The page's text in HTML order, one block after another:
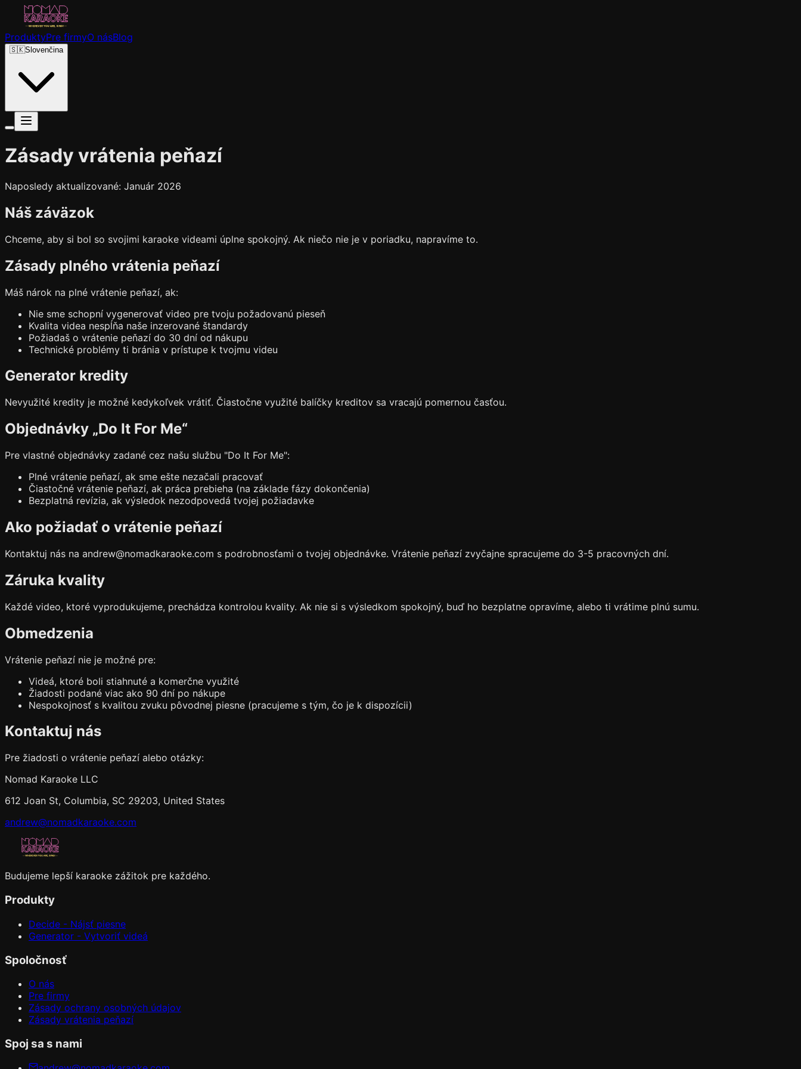
ProduktyPre firmyO násBlog
🇸🇰Slovenčina
Zásady vrátenia peňazí
Naposledy aktualizované: Január 2026
Náš záväzok
Chceme, aby si bol so svojimi karaoke videami úplne spokojný. Ak niečo nie je v poriadku, napravíme to.
Zásady plného vrátenia peňazí
Máš nárok na plné vrátenie peňazí, ak:
Nie sme schopní vygenerovať video pre tvoju požadovanú pieseň
Kvalita videa nespĺňa naše inzerované štandardy
Požiadaš o vrátenie peňazí do 30 dní od nákupu
Technické problémy ti bránia v prístupe k tvojmu videu
Generator kredity
Nevyužité kredity je možné kedykoľvek vrátiť. Čiastočne využité balíčky kreditov sa vracajú pomernou časťou.
Objednávky „Do It For Me“
Pre vlastné objednávky zadané cez našu službu "Do It For Me":
Plné vrátenie peňazí, ak sme ešte nezačali pracovať
Čiastočné vrátenie peňazí, ak práca prebieha (na základe fázy dokončenia)
Bezplatná revízia, ak výsledok nezodpovedá tvojej požiadavke
Ako požiadať o vrátenie peňazí
Kontaktuj nás na andrew@nomadkaraoke.com s podrobnosťami o tvojej objednávke. Vrátenie peňazí zvyčajne spracujeme do 3-5 pracovných dní.
Záruka kvality
Každé video, ktoré vyprodukujeme, prechádza kontrolou kvality. Ak nie si s výsledkom spokojný, buď ho bezplatne opravíme, alebo ti vrátime plnú sumu.
Obmedzenia
Vrátenie peňazí nie je možné pre:
Videá, ktoré boli stiahnuté a komerčne využité
Žiadosti podané viac ako 90 dní po nákupe
Nespokojnosť s kvalitou zvuku pôvodnej piesne (pracujeme s tým, čo je k dispozícii)
Kontaktuj nás
Pre žiadosti o vrátenie peňazí alebo otázky:
Nomad Karaoke LLC
612 Joan St, Columbia, SC 29203, United States
andrew@nomadkaraoke.com
Budujeme lepší karaoke zážitok pre každého.
Produkty
Decide - Nájsť piesne
Generator - Vytvoriť videá
Spoločnosť
O nás
Pre firmy
Zásady ochrany osobných údajov
Zásady vrátenia peňazí
Spoj sa s nami